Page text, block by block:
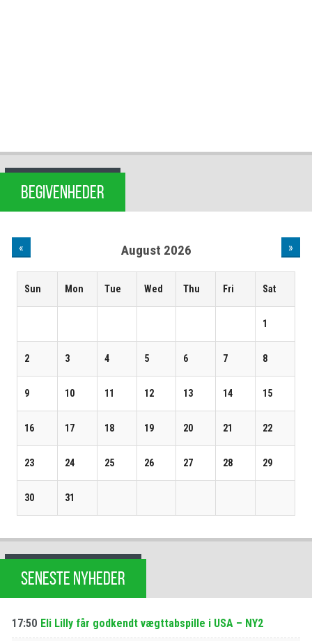
BEGIVENHEDER
« August 2026 »
Sun Mon Tue Wed Thu Fri Sat
1
2 3 4 5 6 7 8
9 10 11 12 13 14 15
16 17 18 19 20 21 22
23 24 25 26 27 28 29
30 31
SENESTE NYHEDER
17:50 Eli Lilly får godkendt vægttabspille i USA – NY2